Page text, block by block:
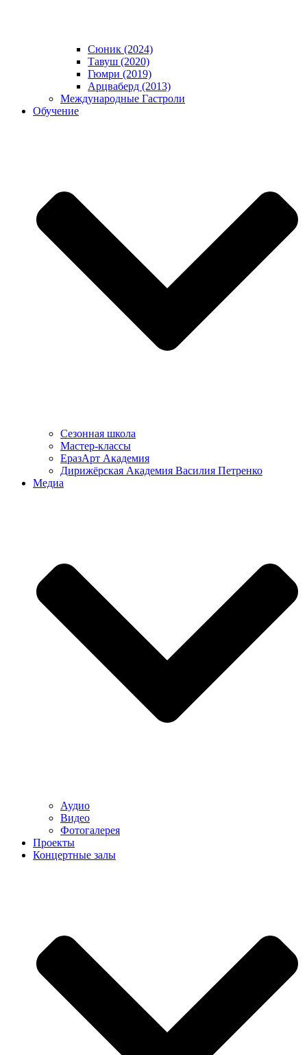
Сюник (2024)
Тавуш (2020)
Гюмри (2019)
Арцваберд (2013)
Международные Гастроли
Обучение
Сезонная школа
Мастер-классы
ЕразАрт Академия
Дирижёрская Академия Василия Петренко
Медиа
Аудио
Видео
Фотогалерея
Проекты
Концертные залы